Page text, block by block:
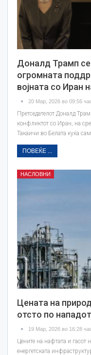
Доналд Трамп се
огромната
војната со Иран
20 Мар, 2026 во 09:56
Претседателот Доналд
конфликтот со Иран, на
Такаичи во Белата куќа
ПОВЕЌЕ ...
НАСЛОВНИ
Цената на
отсто по
19 Мар, 2026 во 16:28
Цените на нафтата и гасот
енергетската